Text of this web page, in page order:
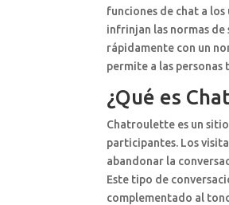
funciones de chat a
infrinjan las normas de
rápidamente con un
permite a las
¿Qué es
Chatroulette es un
participantes. Los
abandonar la
Este tipo de
complementado al